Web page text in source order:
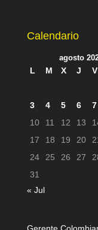
Calendario
agosto
L M X J V
3
4 5 6 7
10
11 12 13
17
18 19 20
24
25 26 27
31
« Jul